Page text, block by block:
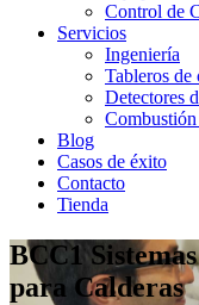
Control de
Servicios
Ingeniería
Tableros de
Detectores
Blog
Casos de éxito
Contacto
Tienda
BCC1
para Calderas